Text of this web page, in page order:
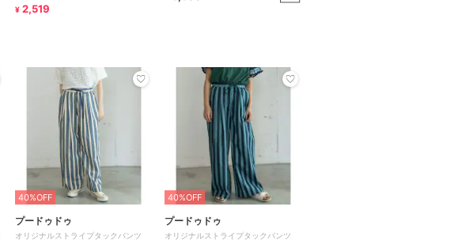
トム カラフル
¥ 2,519
40%OFF
プードゥドゥ
オリジナルストライプタックパンツ
40%OFF
プードゥドゥ
オリジナルストライプタックパンツ